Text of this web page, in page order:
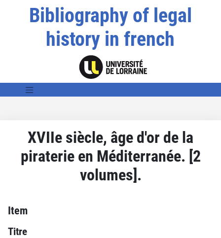
Bibliography of legal
history in french
XVIIe siècle, âge d'or de la
piraterie en Méditerranée. [2
volumes].
Item
Titre